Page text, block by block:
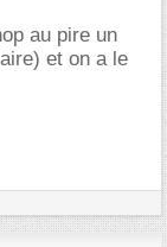
au pire un
et on a le